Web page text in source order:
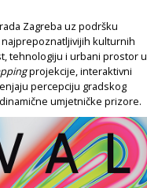
Zagreba uz podršku
kulturnih
tehnologiju i urbani prostor u
projekcije, interaktivni
percepciju gradskog
umjetničke prizore.